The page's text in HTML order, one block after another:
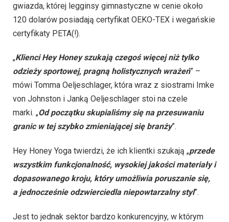
gwiazda, której legginsy gimnastyczne w cenie około
120 dolarów posiadają certyfikat OEKO-TEX i wegańskie
certyfikaty PETA(!).
„Klienci Hey Honey szukają czegoś więcej niż tylko
odzieży sportowej, pragną holistycznych wrażeń” –
mówi Tomma Oeljeschlager, która wraz z siostrami Imke
von Johnston i Janką Oeljeschlager stoi na czele
marki. „Od początku skupialiśmy się na przesuwaniu
granic w tej szybko zmieniającej się branży”.
Hey Honey Yoga twierdzi, że ich klientki szukają „przede
wszystkim funkcjonalność, wysokiej jakości materiały i
dopasowanego kroju, który umożliwia poruszanie się,
a jednocześnie odzwierciedla niepowtarzalny styl”.
Jest to jednak sektor bardzo konkurencyjny, w którym